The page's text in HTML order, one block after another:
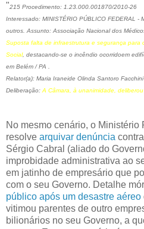
"215 Procedimento: 1.23.000.001870/2010-26
Interessado: MINISTÉRIO PÚBLICO FEDERAL -
outros. Assunto: Associação Nacional dos
Suposta falta de infraestrutura e segurança para
Social, destacando-se o incêndio ocorridoem
em Belém / PA .
Relator(a): Maria Iraneide Olinda Santoro Facchini
Deliberação: A Câmara, à unanimidade,
No mesmo cenário, o
resolve arquivar denúncia
Sérgio Cabral (aliado do
improbidade administrativa ao
em jatinho de empresário que
com o seu Governo. Detalhe
público após um desastre aéreo
vitimou parentes de outro
bilionários no seu Governo, a